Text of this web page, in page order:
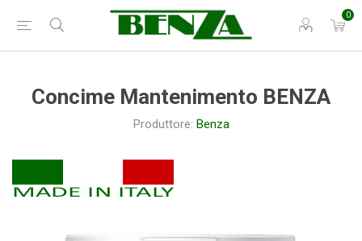
0
Concime Mantenimento BENZA
Produttore: Benza